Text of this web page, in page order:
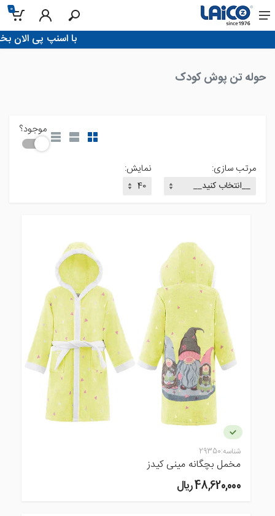
0
!با اسنپ پی الان بخر، تو 4 قسط پرداخت
خانه
حوله تن پوش کودک
موجود؟
مرتب سازی: نمایش:
شناسه:29350
مخمل بچگانه مینی کیدز
48,620,000 ريال